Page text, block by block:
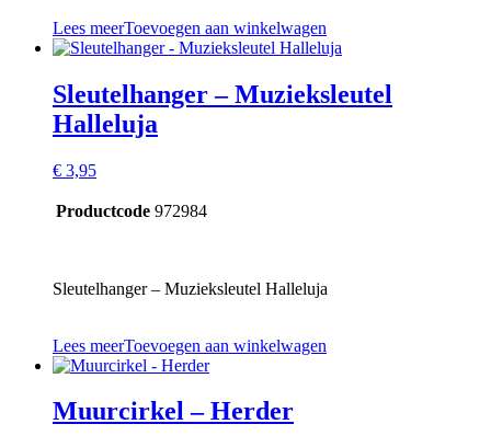
Lees meerToevoegen aan winkelwagen
Sleutelhanger – Muzieksleutel
Halleluja
€ 3,95
Productcode 972984
Sleutelhanger – Muzieksleutel Halleluja
Lees meerToevoegen aan winkelwagen
Muurcirkel – Herder